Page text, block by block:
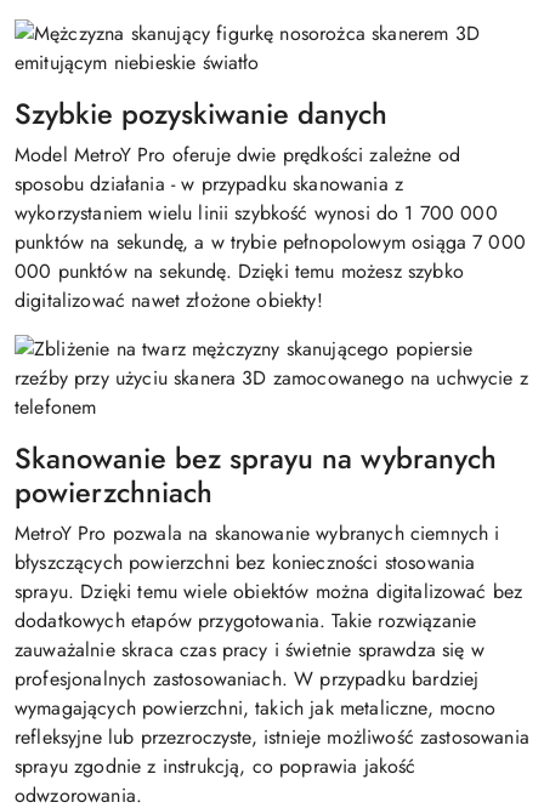
Szybkie pozyskiwanie danych
Model MetroY Pro oferuje dwie prędkości zależne od
sposobu działania - w przypadku skanowania z
wykorzystaniem wielu linii szybkość wynosi do 1 700 000
punktów na sekundę, a w trybie pełnopolowym osiąga 7 000
000 punktów na sekundę. Dzięki temu możesz szybko
digitalizować nawet złożone obiekty!
Skanowanie bez sprayu na wybranych
powierzchniach
MetroY Pro pozwala na skanowanie wybranych ciemnych i
błyszczących powierzchni bez konieczności stosowania
sprayu. Dzięki temu wiele obiektów można digitalizować bez
dodatkowych etapów przygotowania. Takie rozwiązanie
zauważalnie skraca czas pracy i świetnie sprawdza się w
profesjonalnych zastosowaniach. W przypadku bardziej
wymagających powierzchni, takich jak metaliczne, mocno
refleksyjne lub przezroczyste, istnieje możliwość zastosowania
sprayu zgodnie z instrukcją, co poprawia jakość
odwzorowania.